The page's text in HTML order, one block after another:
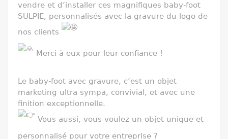
vendre et d’installer ces magnifiques baby-foot
SULPIE, personnalisés avec la gravure du logo de
nos clients
Merci à eux pour leur confiance !
Le baby-foot avec gravure, c’est un objet
marketing ultra sympa, convivial, et avec une
finition exceptionnelle.
Vous aussi, vous voulez un objet unique et
personnalisé pour votre entreprise ?